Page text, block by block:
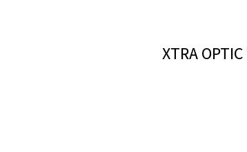
סט 6 כוסות מים 350 מ”ל XTRA OPTIC